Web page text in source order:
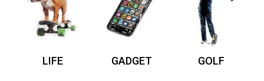
LIFE GADGET GOLF